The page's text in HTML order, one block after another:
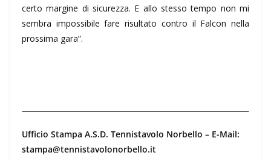
certo margine di sicurezza. E allo stesso tempo non mi
sembra impossibile fare risultato contro il Falcon nella
prossima gara”.
Ufficio Stampa A.S.D. Tennistavolo Norbello – E-Mail:
stampa@tennistavolonorbello.it